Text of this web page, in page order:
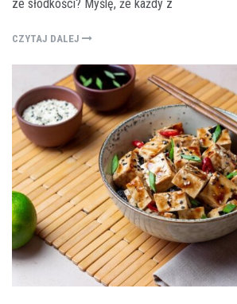
ze słodkości? Myślę, że każdy z
CZYTAJ DALEJ